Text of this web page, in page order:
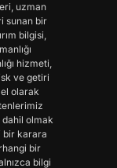
uzman
sunan bir
bilgisi,
hizmeti,
ve getiri
olarak
dahil olmak
bir karara
bir
bilgi